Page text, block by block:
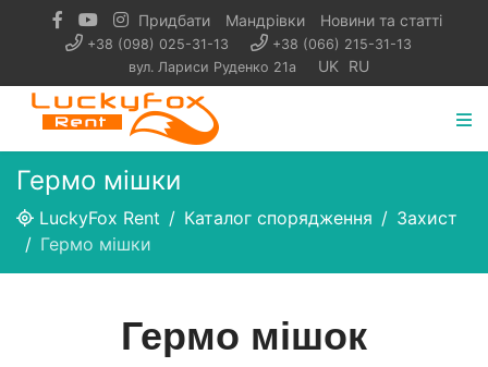
Придбати Мандрівки Новини та статті
+38 (098) 025-31-13
+38 (066) 215-31-13
вул. Лариси Руденко 21а
UK RU
Гермо мішки
LuckyFox Rent Каталог спорядження
Захист
Гермо мішки
Гермо мішок